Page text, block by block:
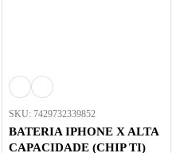
SKU: 7429732339852
BATERIA IPHONE X ALTA
CAPACIDADE (CHIP TI)